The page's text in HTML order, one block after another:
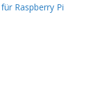
Raspberry Pi